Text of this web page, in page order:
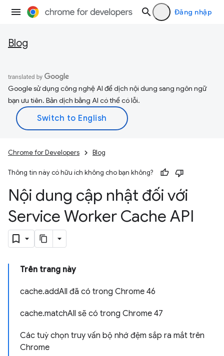
Đăng nhập
Blog
Google sử dụng công nghệ AI để dịch nội dung sang ngôn ngữ
bạn ưu tiên. Bản dịch bằng AI có thể có lỗi.
Chrome for Developers Blog
Thông tin này có hữu ích không cho bạn không?
Nội dung cập nhật đối với
Service Worker Cache API
Trên trang này
cache.addAll đã có trong Chrome 46
cache.matchAll sẽ có trong Chrome 47
Các tuỳ chọn truy vấn bộ nhớ đệm sắp ra mắt trên
Chrome